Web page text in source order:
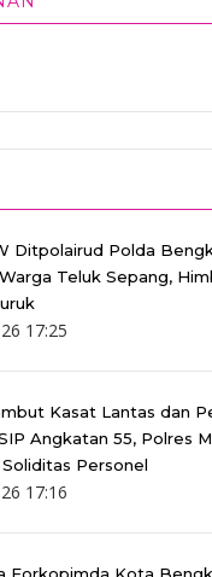
Ditpolairud Polda
Teluk Sepang,
17:25
Kasat Lantas dan
Angkatan 55, Polres
Personel
17:16
Forkopimda Kota